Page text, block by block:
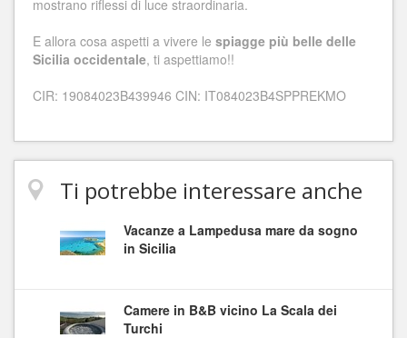
mostrano riflessi di luce straordinaria.
E allora cosa aspetti a vivere le spiagge più belle delle
Sicilia occidentale, ti aspettiamo!!
CIR: 19084023B439946 CIN: IT084023B4SPPREKMO
Ti potrebbe interessare anche
Vacanze a Lampedusa mare da sogno
in Sicilia
Camere in B&B vicino La Scala dei
Turchi